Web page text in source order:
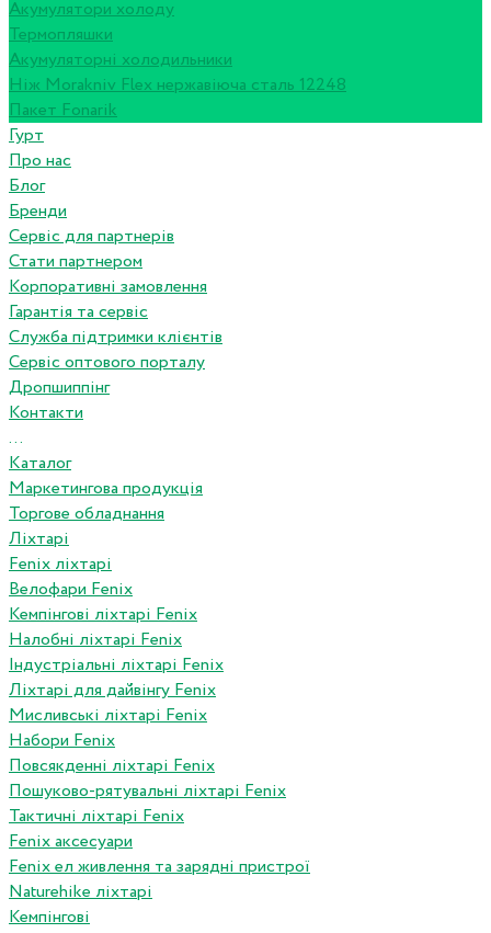
Акумулятори холоду
Термопляшки
Акумуляторні холодильники
Ніж Morakniv Flex нержавіюча сталь 12248
Пакет Fonarik
Гурт
Про нас
Блог
Бренди
Сервіс для партнерів
Стати партнером
Корпоративні замовлення
Гарантія та сервіс
Служба підтримки клієнтів
Сервіс оптового порталу
Дропшиппінг
Контакти
...
Каталог
Маркетингова продукція
Торгове обладнання
Ліхтарі
Fenix ліхтарі
Велофари Fenix
Кемпінгові ліхтарі Fenix
Налобні ліхтарі Fenix
Індустріальні ліхтарі Fenix
Ліхтарі для дайвінгу Fenix
Мисливські ліхтарі Fenix
Набори Fenix
Повсякденні ліхтарі Fenix
Пошуково-рятувальні ліхтарі Fenix
Тактичні ліхтарі Fenix
Fenix аксесуари
Fenix ел живлення та зарядні пристрої
Naturehike ліхтарі
Кемпінгові